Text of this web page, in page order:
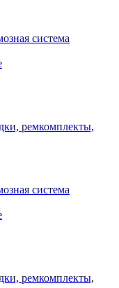
система
ремкомплекты,
система
ремкомплекты,